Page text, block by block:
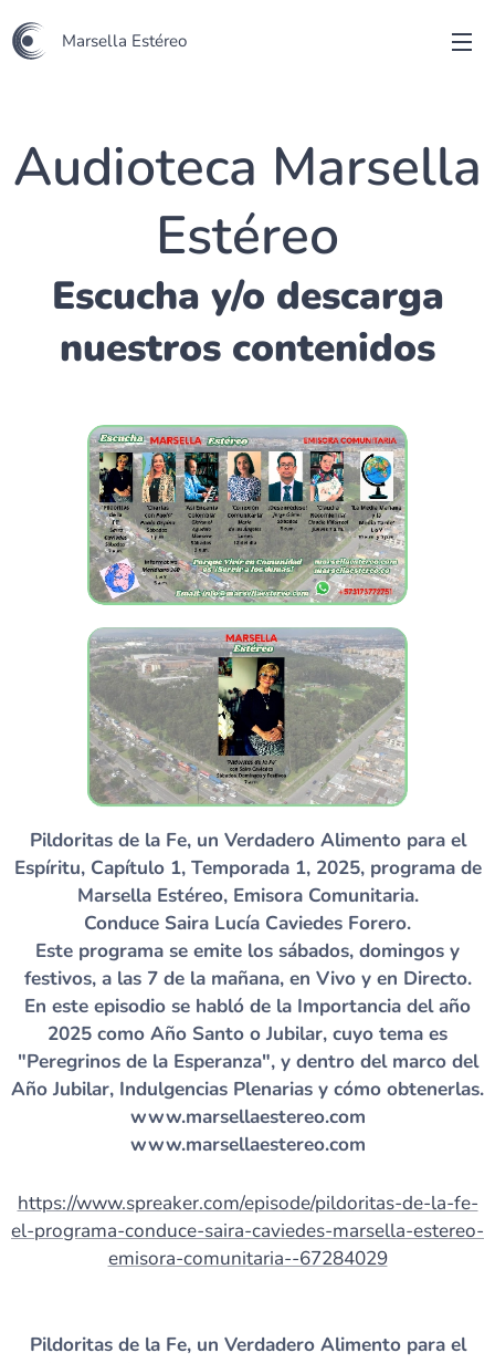
Marsella Estéreo
Audioteca Marsella
Estéreo
Escucha y/o descarga
nuestros contenidos
Pildoritas de la Fe, un Verdadero Alimento para el
Espíritu, Capítulo 1, Temporada 1, 2025, programa de
Marsella Estéreo, Emisora Comunitaria.
Conduce Saira Lucía Caviedes Forero.
Este programa se emite los sábados, domingos y
festivos, a las 7 de la mañana, en Vivo y en Directo.
En este episodio se habló de la Importancia del año
2025 como Año Santo o Jubilar, cuyo tema es
"Peregrinos de la Esperanza", y dentro del marco del
Año Jubilar, Indulgencias Plenarias y cómo obtenerlas.
www.marsellaestereo.com
www.marsellaestereo.com
https://www.spreaker.com/episode/pildoritas-de-la-fe-
el-programa-conduce-saira-caviedes-marsella-estereo-
emisora-comunitaria--67284029
Pildoritas de la Fe, un Verdadero Alimento para el